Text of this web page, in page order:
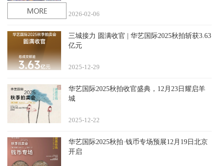
06
2026-02
三城接力 圆满收官 | 华艺国际2025秋拍斩获3.63
亿元
29
2025-12
华艺国际2025秋拍收官盛典，12月23日耀启羊
城
22
2025-12
华艺国际2025秋拍·钱币专场预展12月19日北京
开启